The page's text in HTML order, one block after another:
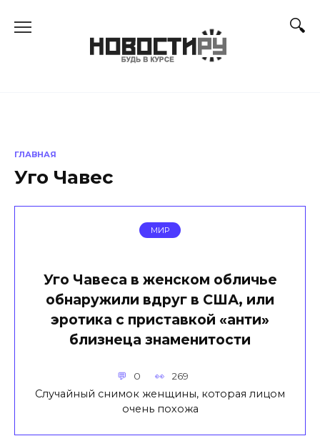
ГЛАВНАЯ
Уго Чавес
МИР
Уго Чавеса в женском обличье
обнаружили вдруг в США, или
эротика с приставкой «анти»
близнеца знаменитости
0 269
Случайный снимок женщины, которая лицом
очень похожа